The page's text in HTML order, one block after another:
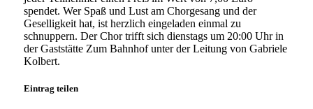
spendet. Wer Spaß und Lust am Chorgesang und der
Geselligkeit hat, ist herzlich eingeladen einmal zu
schnuppern. Der Chor trifft sich dienstags um 20:00 Uhr in
der Gaststätte Zum Bahnhof unter der Leitung von Gabriele
Kolbert.
Eintrag teilen